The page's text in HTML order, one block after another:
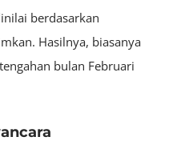
berdasarkan
Hasilnya, biasanya
bulan Februari